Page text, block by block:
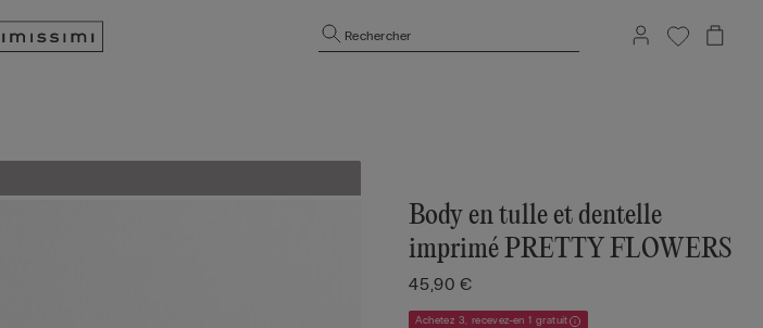
Rechercher
Body en tulle et dentelle
imprimé PRETTY FLOWERS
45,90 €
Achetez 3, recevez-en 1 gratuit